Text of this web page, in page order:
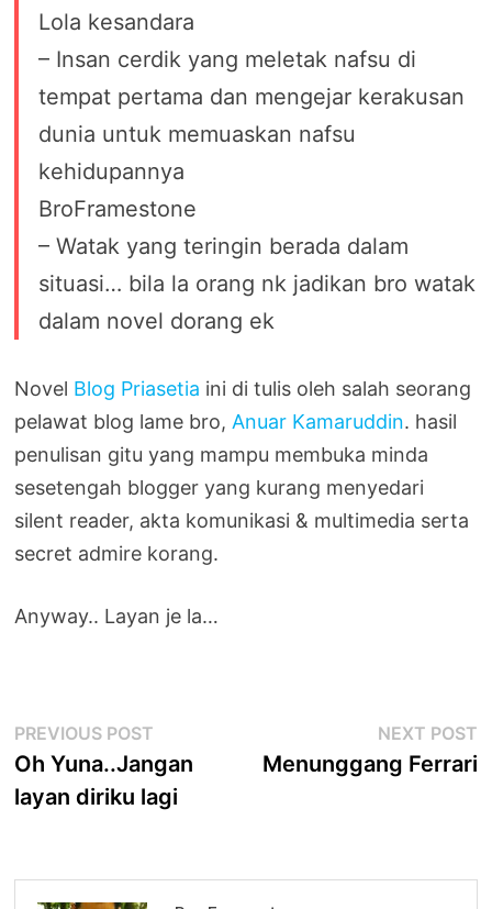
Lola kesandara
– Insan cerdik yang meletak nafsu di
tempat pertama dan mengejar kerakusan
dunia untuk memuaskan nafsu
kehidupannya
BroFramestone
– Watak yang teringin berada dalam
situasi… bila la orang nk jadikan bro watak
dalam novel dorang ek
Novel Blog Priasetia ini di tulis oleh salah seorang
pelawat blog lame bro,Anuar Kamaruddin. hasil
penulisan gitu yang mampu membuka minda
sesetengah blogger yang kurang menyedari
silent reader, akta komunikasi & multimedia serta
secret admire korang.
Anyway.. Layan je la…
Post
navigation
PREVIOUS POST
post:
Oh Yuna..Jangan
layan diriku lagi
NEXT POST
Menunggang Ferrari